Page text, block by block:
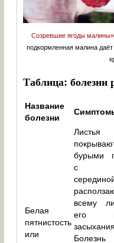
Созревшие ягоды малины»
подкормленная малина
Таблица:
Название
болезни
Белая
пятнистость
или
Листья
бурыми
с
всему
его